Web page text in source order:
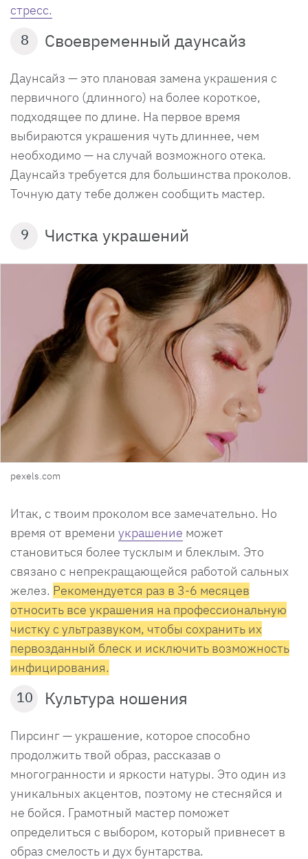
стресс.
8 Своевременный даунсайз
Даунсайз — это плановая замена украшения с
первичного (длинного) на более короткое,
подходящее по длине. На первое время
выбираются украшения чуть длиннее, чем
необходимо — на случай возможного отека.
Даунсайз требуется для большинства проколов.
Точную дату тебе должен сообщить мастер.
9 Чистка украшений
pexels.com
Итак, с твоим проколом все замечательно. Но
время от времени украшение может
становиться более тусклым и блеклым. Это
связано с непрекращающейся работой сальных
желез. Рекомендуется раз в 3-6 месяцев
относить все украшения на профессиональную
чистку с ультразвуком, чтобы сохранить их
первозданный блеск и исключить возможность
инфицирования.
10 Культура ношения
Пирсинг — украшение, которое способно
продолжить твой образ, рассказав о
многогранности и яркости натуры. Это один из
уникальных акцентов, поэтому не стесняйся и
не бойся. Грамотный мастер поможет
определиться с выбором, который привнесет в
образ смелость и дух бунтарства.